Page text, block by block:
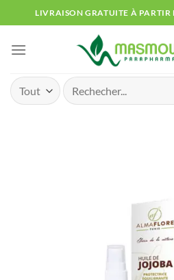
au
contenu
LIVRAISON GRATUITE À PARTIR
Recherche
pour :